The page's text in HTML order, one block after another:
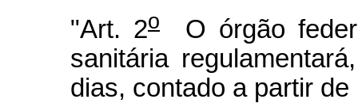
"Art. 2o
O órgão
sanitária
dias, contado a partir